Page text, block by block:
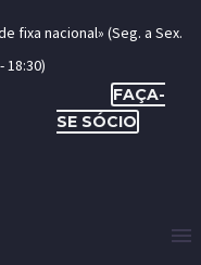
fixa nacional» (Seg. a Sex.
18:30)
FAÇA-
SE SÓCIO